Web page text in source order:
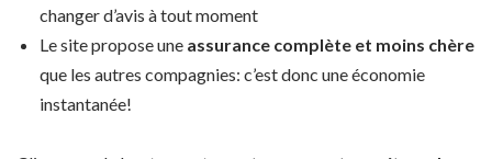
changer d’avis à tout moment
Le site propose une assurance complète et moins chère
que les autres compagnies: c’est donc une économie
instantanée!